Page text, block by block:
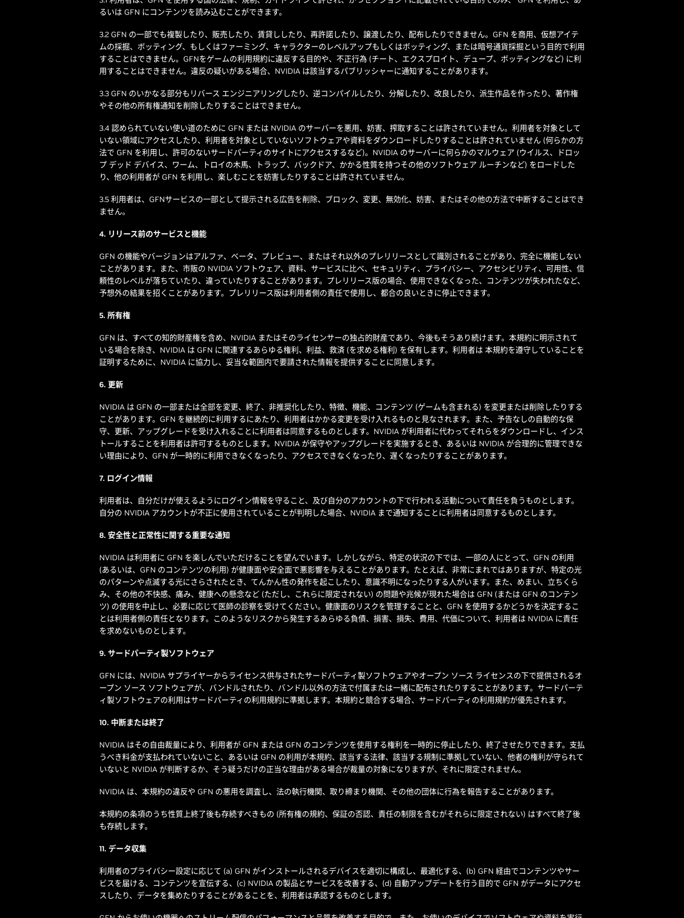
るいは GFN にコンテンツを読み込むことができます。
3.2 GFN の一部でも複製したり、販売したり、賃貸ししたり、再許諾したり、譲渡したり、配布したりできません。GFN を商用、仮想アイテ
ムの採掘、ボッティング、もしくはファーミング、キャラクターのレベルアップもしくはボッティング、または暗号通貨採掘という目的で利用
することはできません。GFNをゲームの利用規約に違反する目的や、不正行為 (チート、エクスプロイト、デュープ、ボッティングなど) に利
用することはできません。違反の疑いがある場合、NVIDIA は該当するパブリッシャーに通知することがあります。
3.3 GFN のいかなる部分もリバース エンジニアリングしたり、逆コンパイルしたり、分解したり、改良したり、派生作品を作ったり、著作権
やその他の所有権通知を削除したりすることはできません。
3.4 認められていない使い道のために GFN または NVIDIA のサーバーを悪用、妨害、搾取することは許されていません。利用者を対象として
いない領域にアクセスしたり、利用者を対象としていないソフトウェアや資料をダウンロードしたりすることは許されていません (何らかの方
法で GFN を利用し、許可のないサードパーティのサイトにアクセスするなど)。NVIDIA のサーバーに何らかのマルウェア (ウイルス、ドロッ
プ デッド デバイス、ワーム、トロイの木馬、トラップ、バックドア、かかる性質を持つその他のソフトウェア ルーチンなど) をロードした
り、他の利用者が GFN を利用し、楽しむことを妨害したりすることは許されていません。
3.5 利用者は、GFNサービスの一部として提示される広告を削除、ブロック、変更、無効化、妨害、またはその他の方法で中断することはでき
ません。
4. リリース前のサービスと機能
GFN の機能やバージョンはアルファ、ベータ、プレビュー、またはそれ以外のプレリリースとして識別されることがあり、完全に機能しない
ことがあります。また、市販の NVIDIA ソフトウェア、資料、サービスに比べ、セキュリティ、プライバシー、アクセシビリティ、可用性、信
頼性のレベルが落ちていたり、違っていたりすることがあります。プレリリース版の場合、使用できなくなった、コンテンツが失われたなど、
予想外の結果を招くことがあります。プレリリース版は利用者側の責任で使用し、都合の良いときに停止できます。
5. 所有権
GFN は、すべての知的財産権を含め、NVIDIA またはそのライセンサーの独占的財産であり、今後もそうあり続けます。本規約に明示されて
いる場合を除き、NVIDIA は GFN に関連するあらゆる権利、利益、救済 (を求める権利) を保有します。利用者は 本規約を遵守していることを
証明するために、NVIDIA に協力し、妥当な範囲内で要請された情報を提供することに同意します。
6. 更新
NVIDIA は GFN の一部または全部を変更、終了、非推奨化したり、特徴、機能、コンテンツ (ゲームも含まれる) を変更または削除したりする
ことがあります。GFN を継続的に利用するにあたり、利用者はかかる変更を受け入れるものと見なされます。また、予告なしの自動的な保
守、更新、アップグレードを受け入れることに利用者は同意するものとします。NVIDIA が利用者に代わってそれらをダウンロードし、インス
トールすることを利用者は許可するものとします。NVIDIA が保守やアップグレードを実施するとき、あるいは NVIDIA が合理的に管理できな
い理由により、GFN が一時的に利用できなくなったり、アクセスできなくなったり、遅くなったりすることがあります。
7. ログイン情報
利用者は、自分だけが使えるようにログイン情報を守ること、及び自分のアカウントの下で行われる活動について責任を負うものとします。
自分の NVIDIA アカウントが不正に使用されていることが判明した場合、NVIDIA まで通知することに利用者は同意するものとします。
8. 安全性と正常性に関する重要な通知
NVIDIA は利用者に GFN を楽しんでいただけることを望んでいます。しかしながら、特定の状況の下では、一部の人にとって、GFN の利用
(あるいは、GFN のコンテンツの利用) が健康面や安全面で悪影響を与えることがあります。たとえば、非常にまれではありますが、特定の光
のパターンや点滅する光にさらされたとき、てんかん性の発作を起こしたり、意識不明になったりする人がいます。また、めまい、立ちくら
み、その他の不快感、痛み、健康への懸念など (ただし、これらに限定されない) の問題や兆候が現れた場合は GFN (または GFN のコンテン
ツ) の使用を中止し、必要に応じて医師の診察を受けてください。健康面のリスクを管理することと、GFN を使用するかどうかを決定するこ
とは利用者側の責任となります。このようなリスクから発生するあらゆる負債、損害、損失、費用、代価について、利用者は NVIDIA に責任
を求めないものとします。
9. サードパーティ製ソフトウェア
GFN には、NVIDIA サプライヤーからライセンス供与されたサードパーティ製ソフトウェアやオープン ソース ライセンスの下で提供されるオ
ープン ソース ソフトウェアが、バンドルされたり、バンドル以外の方法で付属または一緒に配布されたりすることがあります。サードパーテ
ィ製ソフトウェアの利用はサードパーティの利用規約に準拠します。本規約と競合する場合、サードパーティの利用規約が優先されます。
10. 中断または終了
NVIDIA はその自由裁量により、利用者が GFN または GFN のコンテンツを使用する権利を一時的に停止したり、終了させたりできます。支払
うべき料金が支払われていないこと、あるいは GFN の利用が本規約、該当する法律、該当する規制に準拠していない、他者の権利が守られて
いないと NVIDIA が判断するか、そう疑うだけの正当な理由がある場合が裁量の対象になりますが、それに限定されません。
NVIDIA は、本規約の違反や GFN の悪用を調査し、法の執行機関、取り締まり機関、その他の団体に行為を報告することがあります。
本規約の条項のうち性質上終了後も存続すべきもの (所有権の規約、保証の否認、責任の制限を含むがそれらに限定されない) はすべて終了後
も存続します。
11. データ収集
利用者のプライバシー設定に応じて (a) GFN がインストールされるデバイスを適切に構成し、最適化する、(b) GFN 経由でコンテンツやサー
ビスを届ける、コンテンツを宣伝する、(c) NVIDIA の製品とサービスを改善する、(d) 自動アップデートを行う目的で GFN がデータにアクセ
スしたり、データを集めたりすることがあることを、利用者は承認するものとします。